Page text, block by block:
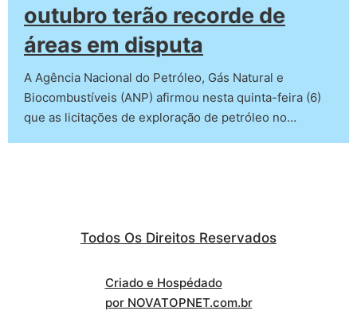
outubro terão recorde de
áreas em disputa
A Agência Nacional do Petróleo, Gás Natural e
Biocombustíveis (ANP) afirmou nesta quinta-feira (6)
que as licitações de exploração de petróleo no…
Todos Os Direitos Reservados
Criado e Hospédado
por NOVATOPNET.com.br